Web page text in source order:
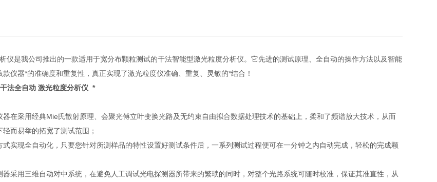
仪是我公司推出的一款适用于宽分布颗粒测试的干法智能型激光粒度分析仪。它先进的测试原理、全自动的操作方法以及智能
仪器*的准确度和重复性，真正实现了激光粒度仪准确、重复、灵敏的*结合！
法全自动 激光粒度分析仪 *
器在采用经典Mie氏散射原理、会聚光傅立叶变换光路及无约束自由拟合数据处理技术的基础上，柔和了频谱放大技术，从而
而易举的拓宽了测试范围；
式实现全自动化，只要您针对所测样品的特性设置好测试条件后，一系列测试过程便可在一分钟之内自动完成，轻松的完成颗
器采用三维自动对中系统，在避免人工调试光电探测器所带来的繁琐的同时，对整个光路系统可随时校准，保证其准直性，从